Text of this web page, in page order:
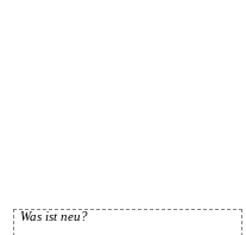
Was ist neu?